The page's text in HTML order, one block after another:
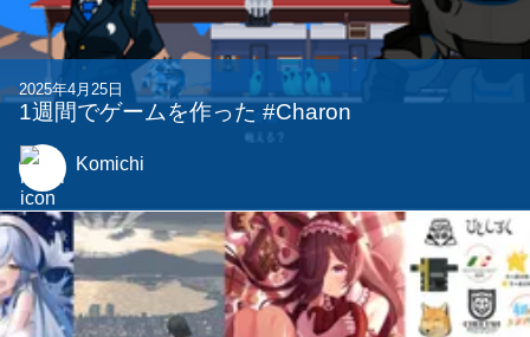
2025年4月25日
1週間でゲームを作った #Charon
Komichi